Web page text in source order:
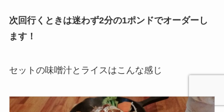
次回行くときは迷わず2分の1ポンドでオーダーし
ます！
セットの味噌汁とライスはこんな感じ